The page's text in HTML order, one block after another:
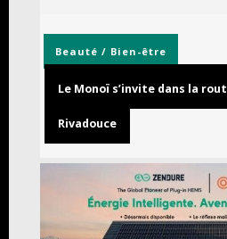
Beauté / Bien-être
Le Monoï s’invite dans la
Rivadouce